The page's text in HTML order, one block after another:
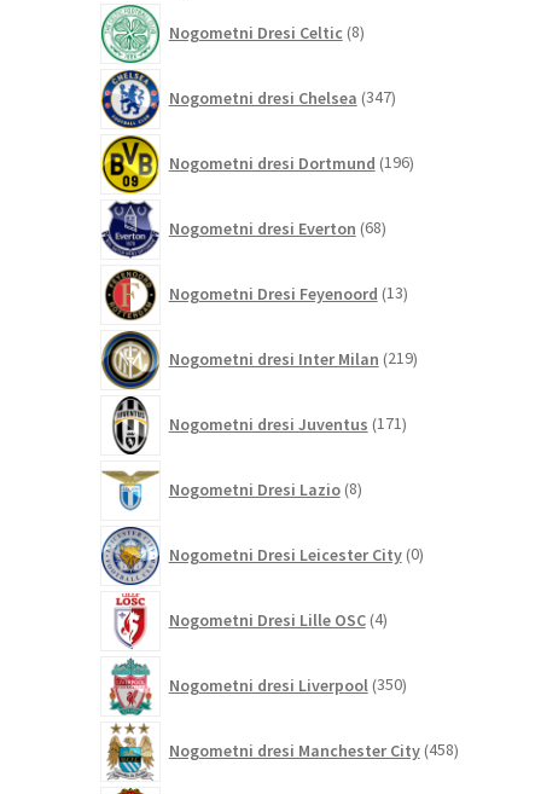
Nogometni Dresi Celtic 8izdelkov
Nogometni dresi Chelsea 347izdelkov
Nogometni dresi Dortmund 196izdelkov
Nogometni dresi Everton 68izdelkov
Nogometni Dresi Feyenoord 13izdelkov
Nogometni dresi Inter Milan 219izdelkov
Nogometni dresi Juventus 171izdelkov
Nogometni Dresi Lazio 8izdelkov
Nogometni Dresi Leicester City 0izdelkov
Nogometni Dresi Lille OSC 4izdelki
Nogometni dresi Liverpool 350izdelkov
Nogometni dresi Manchester City 458izdelkov